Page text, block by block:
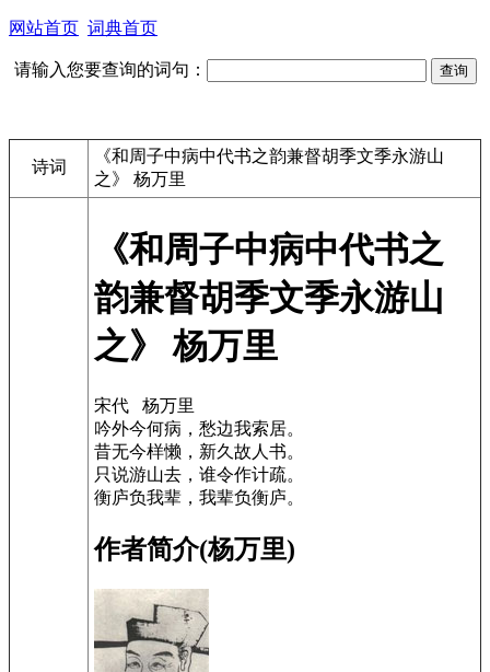
网站首页 词典首页
请输入您要查询的词句：
诗词
《和周子中病中代书之韵兼督胡季文季永游山
之》 杨万里
《和周子中病中代书之
韵兼督胡季文季永游山
之》 杨万里
宋代 杨万里
吟外今何病，愁边我索居。
昔无今样懒，新久故人书。
只说游山去，谁令作计疏。
衡庐负我辈，我辈负衡庐。
作者简介(杨万里)